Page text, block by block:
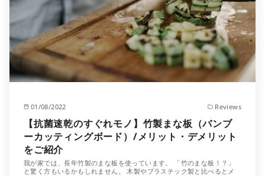
01/08/2022 Reviews
【抗菌速乾のすぐれモノ】竹製まな板（バンブ
ーカッティングボード）/メリット・デメリット
をご紹介
我が家では、長年竹製のまな板を使っています。 「竹のまな板！？」
と驚く方もいるかもしれません。 木製やプラスチック製と比べるとメ